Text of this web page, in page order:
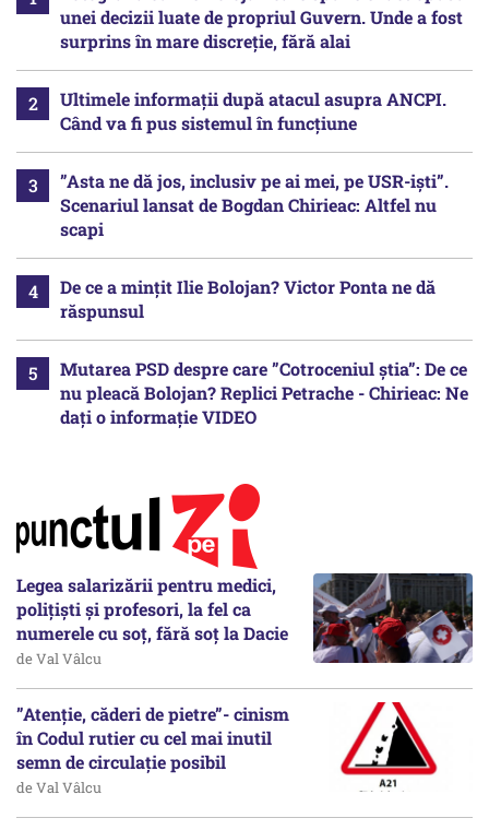
unei decizii luate de propriul Guvern. Unde a fost
surprins în mare discreție, fără alai
Ultimele informații după atacul asupra ANCPI.
Când va fi pus sistemul în funcțiune
”Asta ne dă jos, inclusiv pe ai mei, pe USR-iști”.
Scenariul lansat de Bogdan Chirieac: Altfel nu
scapi
De ce a mințit Ilie Bolojan? Victor Ponta ne dă
răspunsul
Mutarea PSD despre care ”Cotroceniul știa”: De ce
nu pleacă Bolojan? Replici Petrache - Chirieac: Ne
dați o informație VIDEO
Legea salarizării pentru medici,
polițiști și profesori, la fel ca
numerele cu soț, fără soț la Dacie
de Val Vâlcu
”Atenție, căderi de pietre”- cinism
în Codul rutier cu cel mai inutil
semn de circulație posibil
de Val Vâlcu